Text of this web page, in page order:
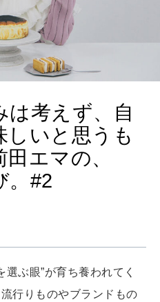
できること
を耕す
って？
く遊ぶ、夏のご褒美旅。」
は考えず、自
しいと思うも
エマの、
。#2
ぶ眼”が育ち養われてく
行りものやブランドもの